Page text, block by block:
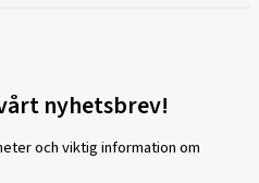
nyhetsbrev!
och viktig information om